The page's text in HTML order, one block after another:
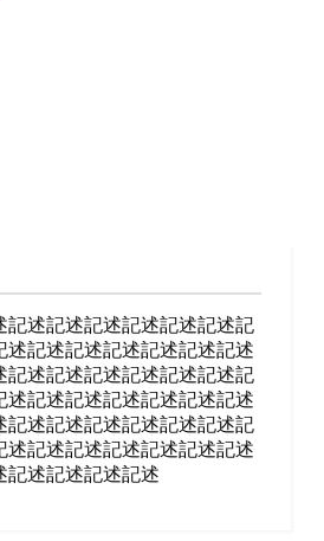
記述記述記述記述記述記述記
述記述記述記述記述記述記述
記述記述記述記述記述記述記
述記述記述記述記述記述記述
記述記述記述記述記述記述記
述記述記述記述記述記述記述
記述記述記述記述